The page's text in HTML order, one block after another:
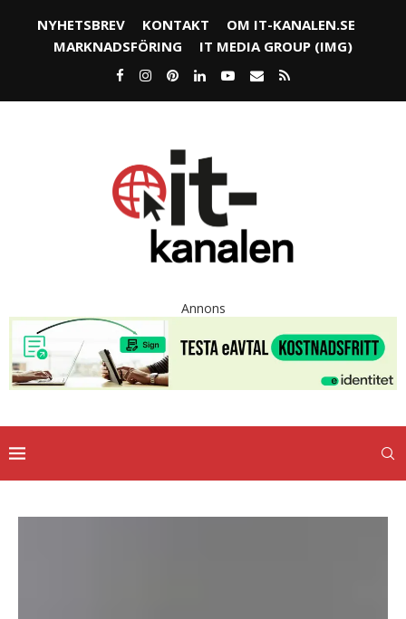
NYHETSBREV KONTAKT
OM IT-KANALEN.SE
MARKNADSFÖRING
IT MEDIA GROUP (IMG)
Annons